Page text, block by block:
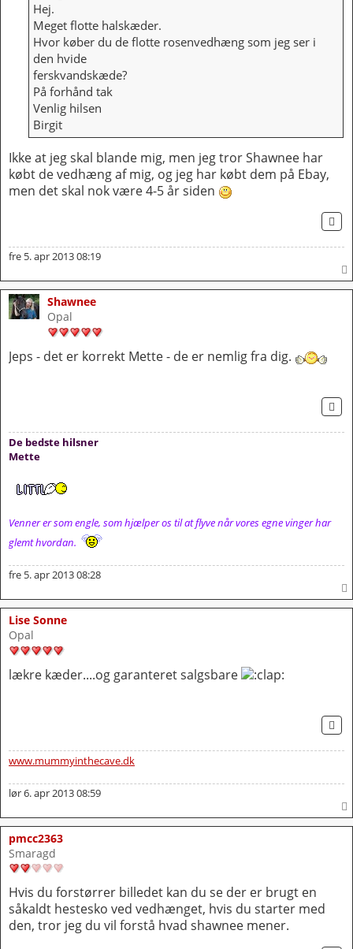
Hej.
Meget flotte halskæder.
Hvor køber du de flotte rosenvedhæng som jeg ser i
den hvide
ferskvandskæde?
På forhånd tak
Venlig hilsen
Birgit
Ikke at jeg skal blande mig, men jeg tror Shawnee har
købt de vedhæng af mig, og jeg har købt dem på Ebay,
men det skal nok være 4-5 år siden
fre 5. apr 2013 08:19
Shawnee
Opal
Jeps - det er korrekt Mette - de er nemlig fra dig.
De bedste hilsner
Mette
Venner er som engle, som hjælper os til at flyve når vores egne vinger har
glemt hvordan.
fre 5. apr 2013 08:28
Lise Sonne
Opal
lækre kæder....og garanteret salgsbare
www.mummyinthecave.dk
lør 6. apr 2013 08:59
pmcc2363
Smaragd
Hvis du forstørrer billedet kan du se der er brugt en
såkaldt hestesko ved vedhænget, hvis du starter med
den, tror jeg du vil forstå hvad shawnee mener.